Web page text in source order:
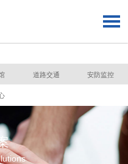
道路交通 安防监控